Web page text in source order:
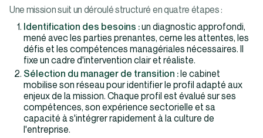
Une mission suit un déroulé structuré en quatre étapes :
Identification des besoins :un diagnostic approfondi,
mené avec les parties prenantes, cerne les attentes, les
défis et les compétences managériales nécessaires. Il
fixe un cadre d'intervention clair et réaliste.
Sélection du manager de transition :le cabinet
mobilise son réseau pour identifier le profil adapté aux
enjeux de la mission. Chaque profil est évalué sur ses
compétences, son expérience sectorielle et sa
capacité à s'intégrer rapidement à la culture de
l'entreprise.